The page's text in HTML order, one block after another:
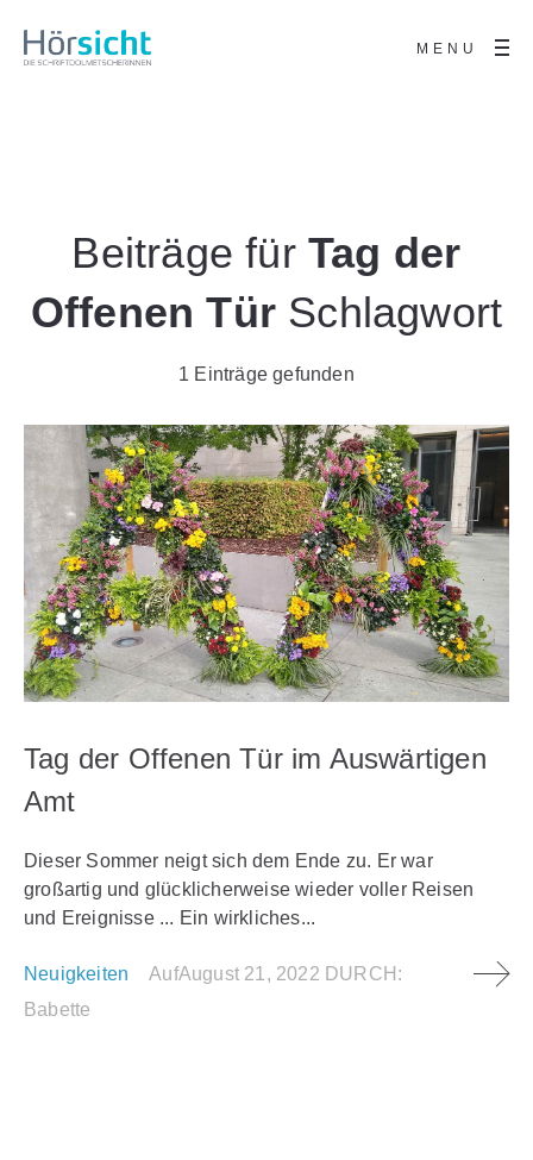
MENU
Beiträge fürTag der
Offenen Tür Schlagwort
1 Einträge gefunden
Tag der Offenen Tür im Auswärtigen
Amt
Dieser Sommer neigt sich dem Ende zu. Er war
großartig und glücklicherweise wieder voller Reisen
und Ereignisse ... Ein wirkliches...
Neuigkeiten AufAugust 21, 2022 DURCH:
Babette